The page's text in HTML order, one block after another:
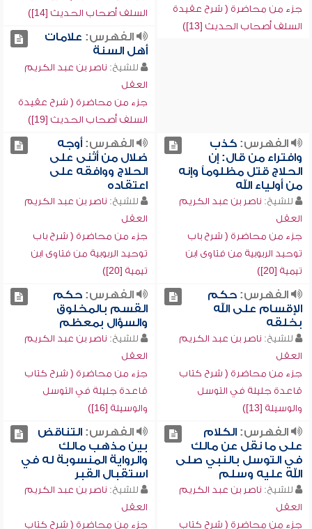
جزء من محاضرة ( شرح عقيدة
السلف أصحاب الحديث [13])
السلف أصحاب الحديث [14])
الفهرس: علامات
أهل السنة
للشيخ: ناصر بن عبد الكريم
العقل
جزء من محاضرة ( شرح عقيدة
السلف أصحاب الحديث [19])
الفهرس:كذب
وافتراء من قال: إن
الحلاج قتل مظلوماً وإنه
من أولياء الله
للشيخ: ناصر بن عبد الكريم
العقل
جزء من محاضرة ( شرح باب
توحيد الربوبية من فتاوى ابن
تيمية [20])
الفهرس:أوجه
ضلال من أثنى على
الحلاج ووافقه على
اعتقاده
للشيخ: ناصر بن عبد الكريم
العقل
جزء من محاضرة ( شرح باب
توحيد الربوبية من فتاوى ابن
تيمية [20])
الفهرس:حكم
الإقسام على الله
بخلقه
للشيخ: ناصر بن عبد الكريم
العقل
جزء من محاضرة ( شرح كتاب
قاعدة جليلة في التوسل
والوسيلة [13])
الفهرس:حكم
القسم بالمخلوق
والسؤال بمعظم
للشيخ: ناصر بن عبد الكريم
العقل
جزء من محاضرة ( شرح كتاب
قاعدة جليلة في التوسل
والوسيلة [16])
الفهرس:الكلام
على ما نقل عن مالك
في التوسل بالنبي صلى
الله عليه وسلم
للشيخ: ناصر بن عبد الكريم
العقل
جزء من محاضرة ( شرح كتاب
الفهرس:التناقض
بين مذهب مالك
والرواية المنسوبة له في
استقبال القبر
للشيخ: ناصر بن عبد الكريم
العقل
جزء من محاضرة ( شرح كتاب